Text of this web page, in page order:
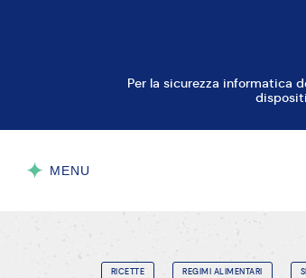
Per la sicurezza informatica
MENU
RICETTE REGIMI ALIMENTARI